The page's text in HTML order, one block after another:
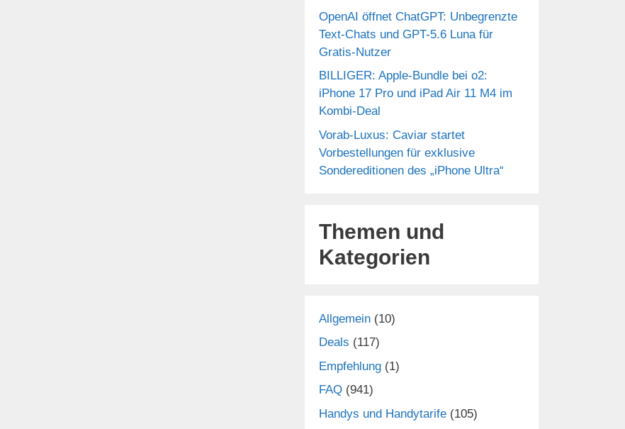
OpenAI öffnet ChatGPT: Unbegrenzte
Text-Chats und GPT-5.6 Luna für
Gratis-Nutzer
BILLIGER: Apple-Bundle bei o2:
iPhone 17 Pro und iPad Air 11 M4 im
Kombi-Deal
Vorab-Luxus: Caviar startet
Vorbestellungen für exklusive
Sondereditionen des „iPhone Ultra“
Themen und
Kategorien
Allgemein (10)
Deals (117)
Empfehlung (1)
FAQ (941)
Handys und Handytarife (105)